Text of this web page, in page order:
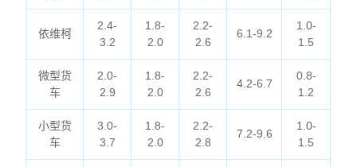
依维柯
2.4-
3.2
1.8-
2.0
2.2-
2.6
6.1-9.2
1.0-
1.5
微型货
车
2.0-
2.9
1.8-
2.0
2.2-
2.6
4.2-6.7
0.8-
1.2
小型货
车
3.0-
3.7
1.8-
2.0
2.2-
2.8
7.2-9.6
1.0-
1.5